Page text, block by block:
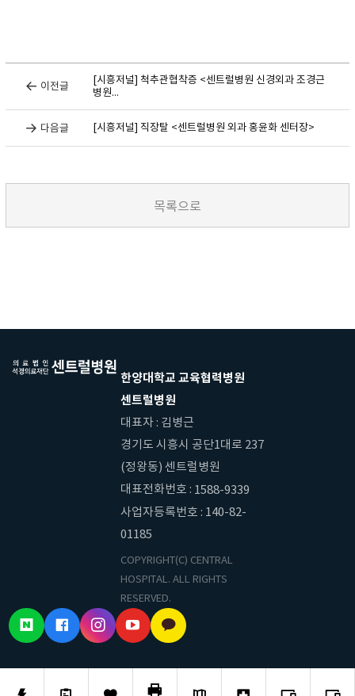
이전글
[시흥저널] 척추관협착증 <센트럴병원 신경외과 조경근
병원...
다음글 [시흥저널] 직장탈 <센트럴병원 외과 홍윤화 센터장>
한양대학교 교육협력병원
센트럴병원
대표자 : 김병근
경기도 시흥시 공단1대로 237
(정왕동) 센트럴병원
대표전화번호 : 1588-9339
사업자등록번호 : 140-82-
01185
COPYRIGHT(C) CENTRAL
HOSPITAL. ALL RIGHTS
RESERVED.